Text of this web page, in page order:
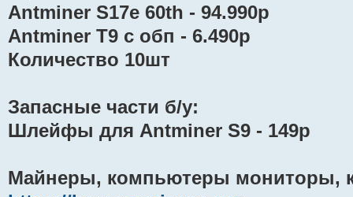
Antminer S17e 60th - 94.990р
Antminer T9 с обп - 6.490р
Количество 10шт
Запасные части б/у:
Шлейфы для Antminer S9 - 149р
Майнеры, компьютеры мониторы,